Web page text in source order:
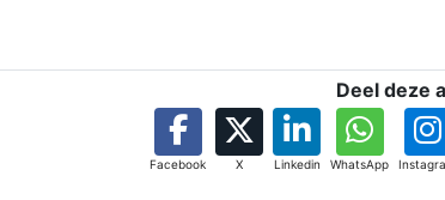
Deel deze
Facebook X Linkedin WhatsApp